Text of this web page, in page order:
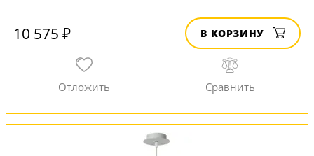
10 575 ₽ В КОРЗИНУ